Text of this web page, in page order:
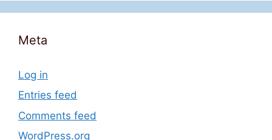
Meta
Log in
Entries feed
Comments feed
WordPress.org